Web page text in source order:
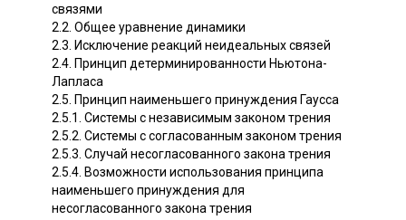
связями
2.2. Общее уравнение динамики
2.3. Исключение реакций неидеальных связей
2.4. Принцип детерминированности Ньютона-
Лапласа
2.5. Принцип наименьшего принуждения Гаусса
2.5.1. Системы с независимым законом трения
2.5.2. Системы с согласованным законом трения
2.5.3. Случай несогласованного закона трения
2.5.4. Возможности использования принципа
наименьшего принуждения для
несогласованного закона трения